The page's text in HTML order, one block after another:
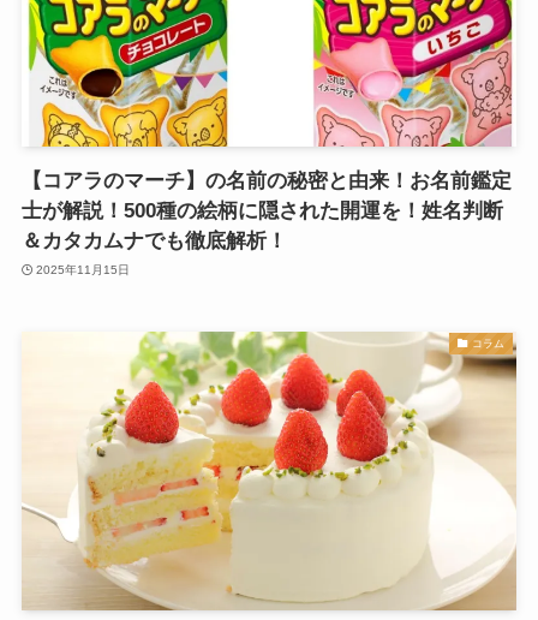
【コアラのマーチ】の名前の秘密と由来！お名前鑑定
士が解説！500種の絵柄に隠された開運を！姓名判断
＆カタカムナでも徹底解析！
2025年11月15日
コラム